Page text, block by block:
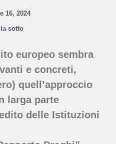
16, 2024
sotto
europeo sembra
e concreti,
quell’approccio
larga parte
delle Istituzioni